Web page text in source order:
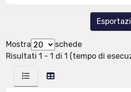
Mostra
schede
Risultati 1 - 1 di 1 (tempo di